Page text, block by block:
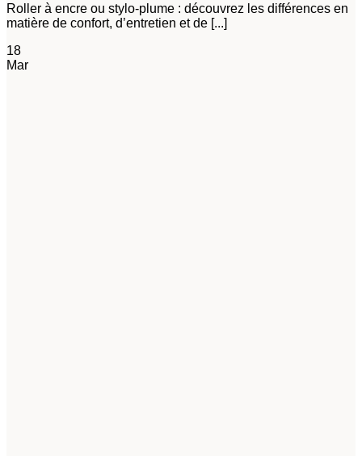
Roller à encre ou stylo-plume : découvrez les différences en
matière de confort, d’entretien et de [...]
18
Mar